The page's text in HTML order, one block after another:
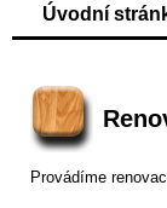
Úvodní
Provádíme